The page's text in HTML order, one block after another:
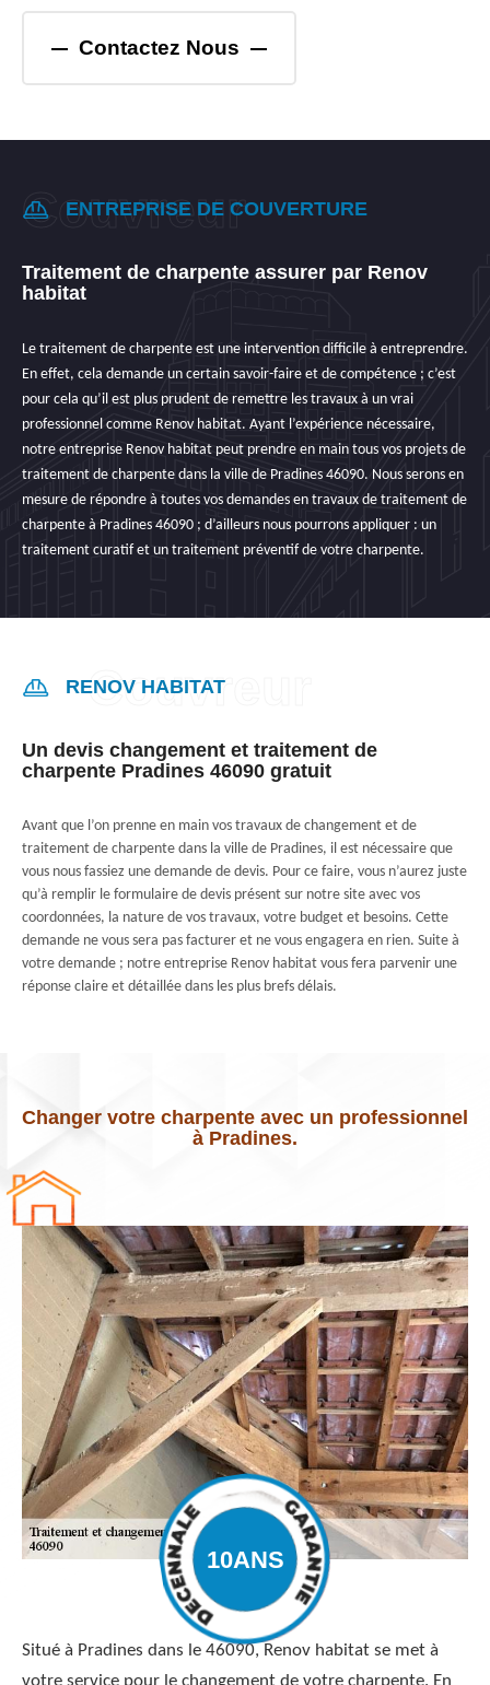
Contactez Nous
ENTREPRISE DE COUVERTURE
Traitement de charpente assurer par Renov
habitat
Le traitement de charpente est une intervention difficile à entreprendre.
En effet, cela demande un certain savoir-faire et de compétence ; c’est
pour cela qu’il est plus prudent de remettre les travaux à un vrai
professionnel comme Renov habitat. Ayant l’expérience nécessaire,
notre entreprise Renov habitat peut prendre en main tous vos projets de
traitement de charpente dans la ville de Pradines 46090. Nous serons en
mesure de répondre à toutes vos demandes en travaux de traitement de
charpente à Pradines 46090 ; d’ailleurs nous pourrons appliquer : un
traitement curatif et un traitement préventif de votre charpente.
RENOV HABITAT
Un devis changement et traitement de
charpente Pradines 46090 gratuit
Avant que l’on prenne en main vos travaux de changement et de
traitement de charpente dans la ville de Pradines, il est nécessaire que
vous nous fassiez une demande de devis. Pour ce faire, vous n’aurez juste
qu’à remplir le formulaire de devis présent sur notre site avec vos
coordonnées, la nature de vos travaux, votre budget et besoins. Cette
demande ne vous sera pas facturer et ne vous engagera en rien. Suite à
votre demande ; notre entreprise Renov habitat vous fera parvenir une
réponse claire et détaillée dans les plus brefs délais.
Changer votre charpente avec un professionnel
à Pradines.
Situé à Pradines dans le 46090, Renov habitat se met à